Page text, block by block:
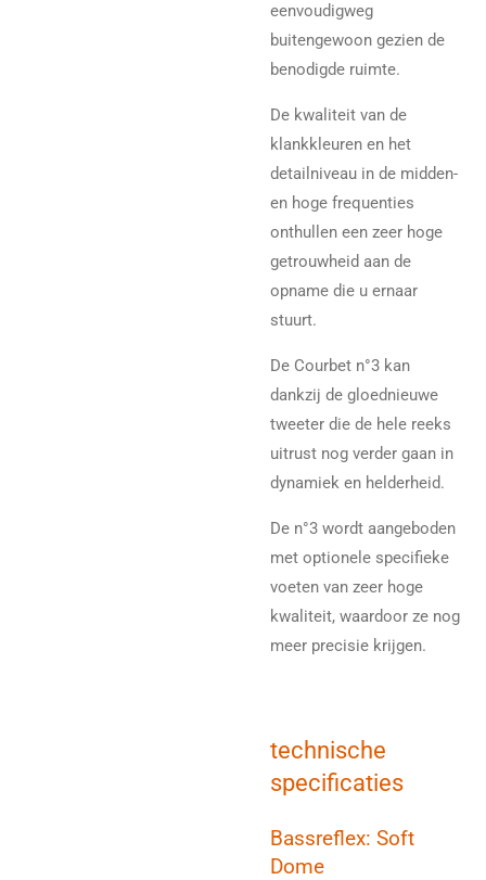
eenvoudigweg
buitengewoon gezien de
benodigde ruimte.
De kwaliteit van de
klankkleuren en het
detailniveau in de midden-
en hoge frequenties
onthullen een zeer hoge
getrouwheid aan de
opname die u ernaar
stuurt.
De Courbet n°3 kan
dankzij de gloednieuwe
tweeter die de hele reeks
uitrust nog verder gaan in
dynamiek en helderheid.
De n°3 wordt aangeboden
met optionele specifieke
voeten van zeer hoge
kwaliteit, waardoor ze nog
meer precisie krijgen.
technische
specificaties
Bassreflex: Soft
Dome